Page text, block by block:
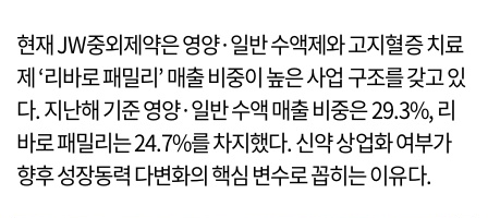
현재 JW중외제약은 영양·일반 수액제와 고지혈증 치료
제 ‘리바로 패밀리’ 매출 비중이 높은 사업 구조를 갖고 있
다. 지난해 기준 영양·일반 수액 매출 비중은 29.3%, 리
바로 패밀리는 24.7%를 차지했다. 신약 상업화 여부가
향후 성장동력 다변화의 핵심 변수로 꼽히는 이유다.